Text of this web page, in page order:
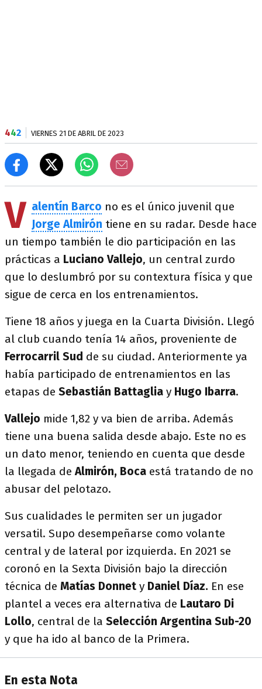
442 VIERNES 21 DE ABRIL DE 2023
V alentín Barco no es el único juvenil que
Jorge Almirón tiene en su radar. Desde hace
un tiempo también le dio participación en las
prácticas a Luciano Vallejo, un central zurdo
que lo deslumbró por su contextura física y que
sigue de cerca en los entrenamientos.
Tiene 18 años y juega en la Cuarta División. Llegó
al club cuando tenía 14 años, proveniente de
Ferrocarril Sud de su ciudad. Anteriormente ya
había participado de entrenamientos en las
etapas de Sebastián Battaglia y Hugo Ibarra.
Vallejo mide 1,82 y va bien de arriba. Además
tiene una buena salida desde abajo. Este no es
un dato menor, teniendo en cuenta que desde
la llegada deAlmirón, Boca está tratando de no
abusar del pelotazo.
Sus cualidades le permiten ser un jugador
versatil. Supo desempeñarse como volante
central y de lateral por izquierda. En 2021 se
coronó en la Sexta División bajo la dirección
técnica de Matías Donnet y Daniel Díaz. En ese
plantel a veces era alternativa de Lautaro Di
Lollo, central de la Selección Argentina Sub-20
y que ha ido al banco de la Primera.
En esta Nota